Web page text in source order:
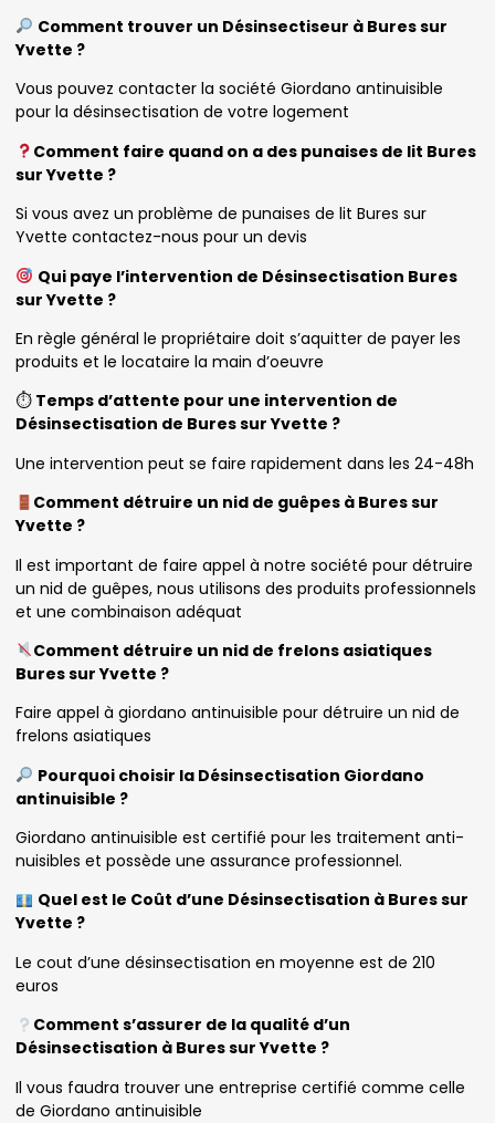
Comment trouver un Désinsectiseur à Bures sur
Yvette ?
Vous pouvez contacter la société Giordano antinuisible
pour la désinsectisation de votre logement
Comment faire quand on a des punaises de lit Bures
sur Yvette ?
Si vous avez un problème de punaises de lit Bures sur
Yvette contactez-nous pour un devis
Qui paye l’intervention de Désinsectisation Bures
sur Yvette ?
En règle général le propriétaire doit s’aquitter de payer les
produits et le locataire la main d’oeuvre
⏱ Temps d’attente pour une intervention de
Désinsectisation de Bures sur Yvette ?
Une intervention peut se faire rapidement dans les 24-48h
Comment détruire un nid de guêpes à Bures sur
Yvette ?
Il est important de faire appel à notre société pour détruire
un nid de guêpes, nous utilisons des produits professionnels
et une combinaison adéquat
Comment détruire un nid de frelons asiatiques
Bures sur Yvette ?
Faire appel à giordano antinuisible pour détruire un nid de
frelons asiatiques
Pourquoi choisir la Désinsectisation Giordano
antinuisible ?
Giordano antinuisible est certifié pour les traitement anti-
nuisibles et possède une assurance professionnel.
Quel est le Coût d’une Désinsectisation à Bures sur
Yvette ?
Le cout d’une désinsectisation en moyenne est de 210
euros
Comment s’assurer de la qualité d’un
Désinsectisation à Bures sur Yvette ?
Il vous faudra trouver une entreprise certifié comme celle
de Giordano antinuisible